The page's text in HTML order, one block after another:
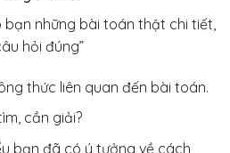
bạn những bài toán thật chi tiết,
hỏi đúng”
thức liên quan đến bài toán.
cần giải?
bạn đã có ý tưởng về cách